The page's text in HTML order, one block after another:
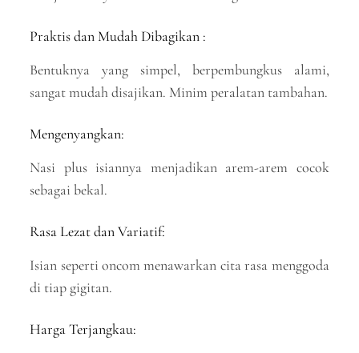
Praktis dan Mudah Dibagikan :
Bentuknya yang simpel, berpembungkus alami,
sangat mudah disajikan. Minim peralatan tambahan.
Mengenyangkan:
Nasi plus isiannya menjadikan arem-arem cocok
sebagai bekal.
Rasa Lezat dan Variatif:
Isian seperti oncom menawarkan cita rasa menggoda
di tiap gigitan.
Harga Terjangkau: